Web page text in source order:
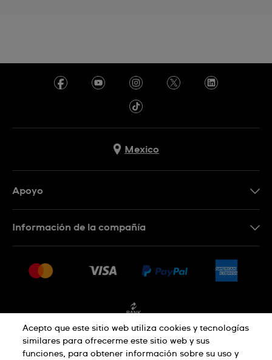
Mexico
Apoyo
Condiciones de venta
Información de la compañía
Empleo
Política de privacidad
Acepto que este sitio web utiliza cookies y tecnologías
similares para ofrecerme este sitio web y sus
funciones, para obtener información sobre su uso y